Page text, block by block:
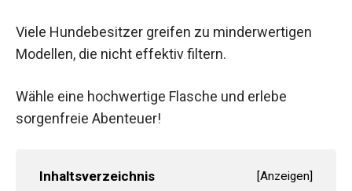
Viele Hundebesitzer greifen zu minderwertigen
Modellen, die nicht effektiv filtern.
Wähle eine hochwertige Flasche und erlebe
sorgenfreie Abenteuer!
Inhaltsverzeichnis [Anzeigen]